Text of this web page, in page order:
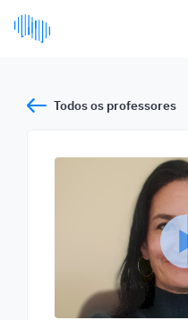
Todos os professores